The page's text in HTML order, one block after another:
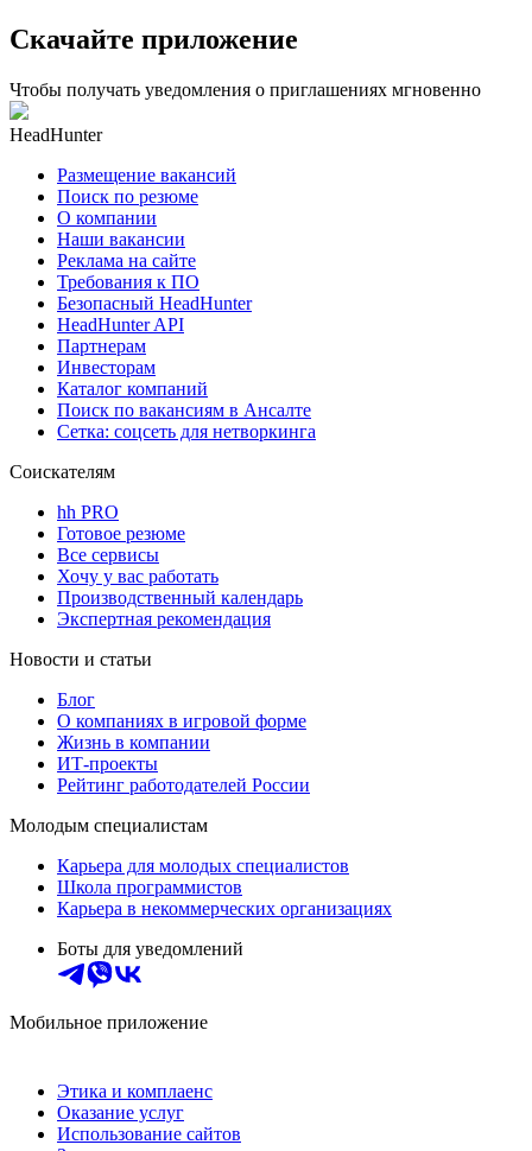
Скачайте приложение
Чтобы получать уведомления о приглашениях мгновенно
HeadHunter
Размещение вакансий
Поиск по резюме
О компании
Наши вакансии
Реклама на сайте
Требования к ПО
Безопасный HeadHunter
HeadHunter API
Партнерам
Инвесторам
Каталог компаний
Поиск по вакансиям в Ансалте
Сетка: соцсеть для нетворкинга
Соискателям
hh PRO
Готовое резюме
Все сервисы
Хочу у вас работать
Производственный календарь
Экспертная рекомендация
Новости и статьи
Блог
О компаниях в игровой форме
Жизнь в компании
ИТ-проекты
Рейтинг работодателей России
Молодым специалистам
Карьера для молодых специалистов
Школа программистов
Карьера в некоммерческих организациях
Боты для уведомлений
Мобильное приложение
Этика и комплаенс
Оказание услуг
Использование сайтов